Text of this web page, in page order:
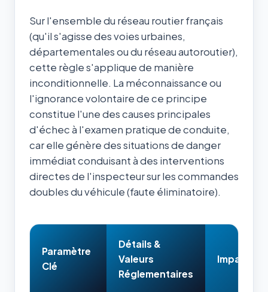
Sur l'ensemble du réseau routier français
(qu'il s'agisse des voies urbaines,
départementales ou du réseau autoroutier),
cette règle s'applique de manière
inconditionnelle. La méconnaissance ou
l'ignorance volontaire de ce principe
constitue l'une des causes principales
d'échec à l'examen pratique de conduite,
car elle génère des situations de danger
immédiat conduisant à des interventions
directes de l'inspecteur sur les commandes
doubles du véhicule (faute éliminatoire).
Paramètre
Clé
Détails &
Valeurs
Réglementaires
Impact &